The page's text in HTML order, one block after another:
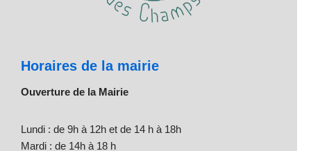
Horaires de la mairie
Ouverture de la Mairie
Lundi : de 9h à 12h et de 14 h à 18h
Mardi : de 14h à 18 h